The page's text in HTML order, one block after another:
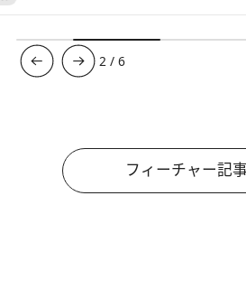
3 /6
フィーチャー記